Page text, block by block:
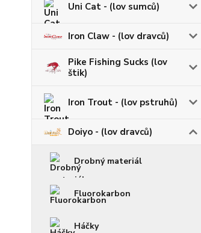
Uni Cat - (lov sumců)
Iron Claw - (lov dravců)
Pike Fishing Sucks (lov
štik)
Iron Trout - (lov pstruhů)
Doiyo - (lov dravců)
Drobný materiál
Fluorokarbon
Háčky